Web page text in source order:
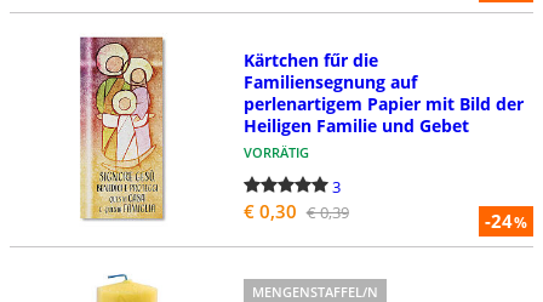
-24%
Kärtchen fűr die
Familiensegnung auf
perlenartigem Papier mit Bild der
Heiligen Familie und Gebet
VORRÄTIG
3
€ 0,30 € 0,39
MENGENSTAFFEL/N